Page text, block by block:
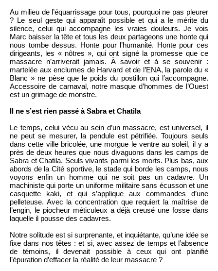
Au milieu de l’équarrissage pour tous, pourquoi ne pas pleurer
? Le seul geste qui apparaît possible et qui a le mérite du
silence, celui qui accompagne les vraies douleurs. Je vois
Marc baisser la tête et tous les deux partageons une honte qui
nous tombe dessus. Honte pour l’humanité. Honte pour ces
dirigeants, les « nôtres », qui ont signé la promesse que ce
massacre n’arriverait jamais. À savoir et à se souvenir :
martelée aux enclumes de Harvard et de l’ENA, la parole du «
Blanc » ne pèse que le poids du postillon qui l’accompagne.
Accessoire de carnaval, notre masque d’hommes de l’Ouest
est un grimage de monstre.
Il ne s’est rien passé à Sabra et Chatila
Le temps, celui vécu au sein d’un massacre, est universel, il
ne peut se mesurer, la pendule est pétrifiée. Toujours seuls
dans cette ville bricolée, une morgue le ventre au soleil, il y a
près de deux heures que nous divaguons dans les camps de
Sabra et Chatila. Seuls vivants parmi les morts. Plus bas, aux
abords de la Cité sportive, le stade qui borde les camps, nous
voyons enfin un homme qui ne soit pas un cadavre. Un
machiniste qui porte un uniforme militaire sans écusson et une
casquette kaki, et qui s’applique aux commandes d’une
pelleteuse. Avec la concentration que requiert la maîtrise de
l’engin, le piocheur méticuleux a déjà creusé une fosse dans
laquelle il pousse des cadavres.
Notre solitude est si surprenante, et inquiétante, qu’une idée se
fixe dans nos têtes : et si, avec assez de temps et l’absence
de témoins, il devenait possible à ceux qui ont planifié
l’épuration d’effacer la réalité de leur massacre ?